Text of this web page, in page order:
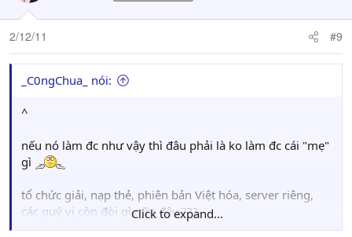
2/12/11 #9
_C0ngChua_ nói:
^
nếu nó làm đc như vậy thì đâu phải là ko làm đc cái "mẹ"
gì
tổ chức giải, nạp thẻ, phiên bản Việt hóa, server riêng,
các quý vị còn đòi gì nữa đây ???
Click to expand...